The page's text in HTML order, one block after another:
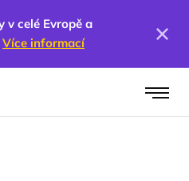
v celé Evropě a
Více informací